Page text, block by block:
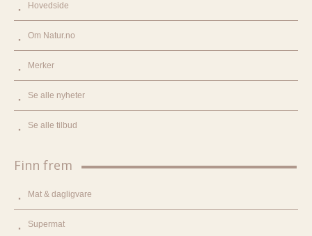
Hovedside
Om Natur.no
Merker
Se alle nyheter
Se alle tilbud
Finn frem
Mat & dagligvare
Supermat